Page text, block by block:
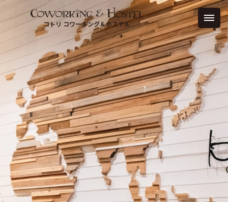
コトリ コワーキング＆ホステル